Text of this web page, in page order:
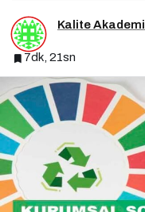
Kalite Akademi
7dk, 21sn